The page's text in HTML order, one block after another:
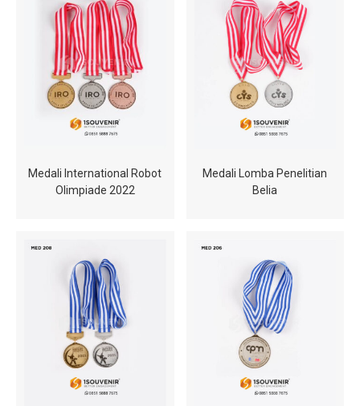
Medali International Robot
Olimpiade 2022
Medali Lomba Penelitian
Belia